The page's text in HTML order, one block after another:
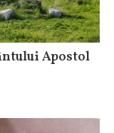
Apostol